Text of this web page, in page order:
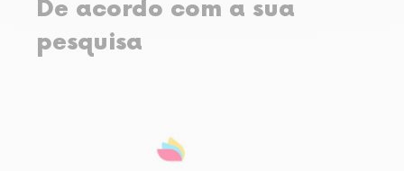
De acordo com a sua
pesquisa